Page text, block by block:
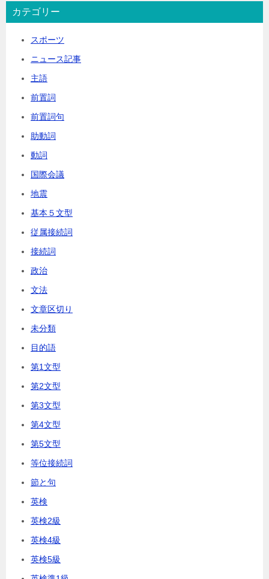
カテゴリー
スポーツ
ニュース記事
主語
前置詞
前置詞句
助動詞
動詞
国際会議
地震
基本５文型
従属接続詞
接続詞
政治
文法
文章区切り
未分類
目的語
第1文型
第2文型
第3文型
第4文型
第5文型
等位接続詞
節と句
英検
英検2級
英検4級
英検5級